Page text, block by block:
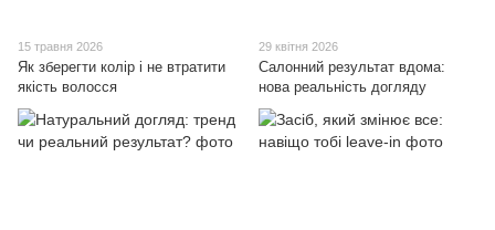
15 травня 2026
Як зберегти колір і не втратити
якість волосся
29 квітня 2026
Салонний результат вдома:
нова реальність догляду